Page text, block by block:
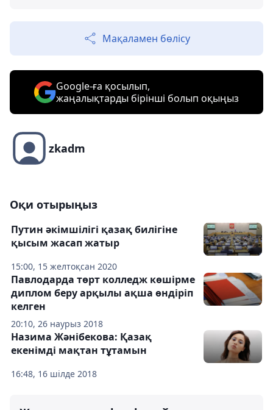
Мақаламен бөлісу
Google-ға қосылып,
жаңалықтарды бірінші болып оқыңыз
zkadm
Оқи отырыңыз
15:00, 15 желтоқсан 2020
Путин әкімшілігі қазақ билігіне
қысым жасап жатыр
20:10, 26 наурыз 2018
Павлодарда төрт колледж көшірме
диплом беру арқылы ақша өндіріп
келген
16:48, 16 шілде 2018
Назима Жәнібекова: Қазақ
екенімді мақтан тұтамын